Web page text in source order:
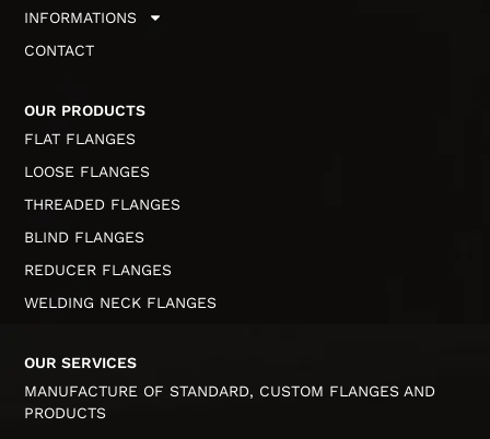
INFORMATIONS
CONTACT
OUR PRODUCTS
FLAT FLANGES
LOOSE FLANGES
THREADED FLANGES
BLIND FLANGES
REDUCER FLANGES
WELDING NECK FLANGES
OUR SERVICES
MANUFACTURE OF STANDARD, CUSTOM FLANGES AND
PRODUCTS